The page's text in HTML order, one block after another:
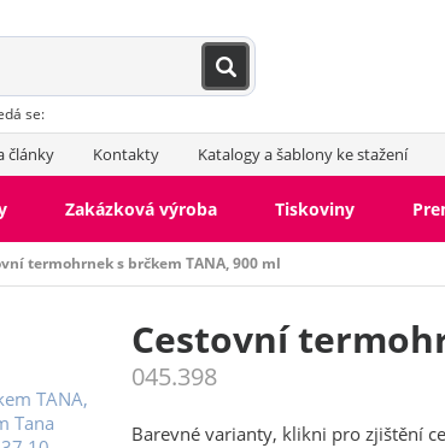
se:
články Kontakty Katalogy a šablony ke stažení
Zakázková výroba Tiskoviny
termohrnek s brčkem TANA, 900 ml
Cestovní
045.398
Barevné varianty, klikni pro zjištění